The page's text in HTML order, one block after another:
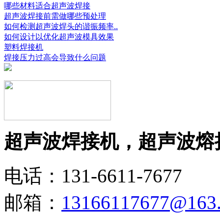
哪些材料适合超声波焊接
超声波焊接前需做哪些预处理
如何检测超声波焊头的谐振频率..
如何设计以优化超声波模具效果
塑料焊接机
焊接压力过高会导致什么问题
超声波焊接机，超声波
电话：131-6611-7677
邮箱：